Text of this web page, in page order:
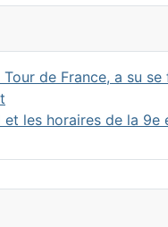
de France, a su
les horaires de la